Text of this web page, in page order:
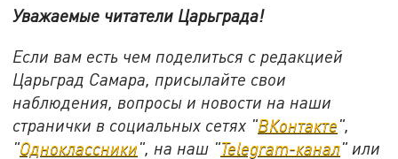
Уважаемые читатели Царьграда!
Если вам есть чем поделиться с редакцией
Царьград Самара, присылайте свои
наблюдения, вопросы и новости на наши
странички в социальных сетях "ВКонтакте",
"Одноклассники", на наш "Telegram-канал" или